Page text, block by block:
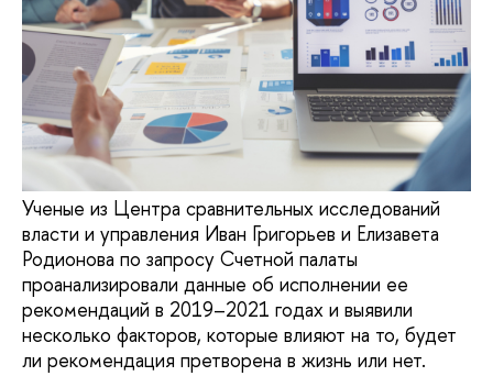
Ученые из Центра сравнительных исследований
власти и управления Иван Григорьев и Елизавета
Родионова по запросу Счетной палаты
проанализировали данные об исполнении ее
рекомендаций в 2019–2021 годах и выявили
несколько факторов, которые влияют на то, будет
ли рекомендация претворена в жизнь или нет.